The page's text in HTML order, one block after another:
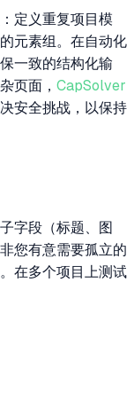
：定义重复项目模
元素组。在自动化
一致的结构化输
页面， CapSolver
安全挑战，以保持
字段（标题、图
您有意需要孤立的
在多个项目上测试